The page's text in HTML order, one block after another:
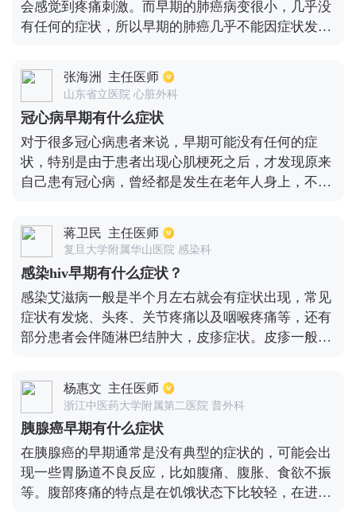
会感觉到疼痛刺激。而早期的肺癌病变很小，几乎没
有任何的症状，所以早期的肺癌几乎不能因症状发
到一定大小时，才会出现一些症状，最典型的症状就
是刺激性的咳嗽，尤其是像金属样的咳嗽。另外的症
状就是咳痰，反复的肺部感染后，胸片表现出反复
的、同一位置的肺部感染，经治疗好转以后又反复，
这个时候要高度怀疑肺癌。目前对于早期肺癌的发
现，最重要的就是CT筛查。
张海洲 主任医师
山东省立医院 心脏外科
冠心病早期有什么症状
对于很多冠心病患者来说，早期可能没有任何的症
状，特别是由于患者出现心肌梗死之后，才发现原来
自己患有冠心病，曾经都是发生在老年人身上，不过
现一些症状，常见的就是剧烈活动之后会出现胸闷，
这种心电图的检查就能看到有发生心脏缺血的现象。
另外还有些患者会发生心绞痛，特别是胸骨后的位
置，就个刀割一样的疼痛很厉害，还有可能会上传到
舌尖或者手指头的地方，这种情况下服用硝酸甘油能
够得到有效的改善。
蒋卫民 主任医师
复旦大学附属华山医院 感染科
感染hiv早期有什么症状？
感染艾滋病一般是半个月左右就会有症状出现，常见
症状有发烧、头疼、关节疼痛以及咽喉疼痛等，还有
部分患者会伴随淋巴结肿大，皮疹症状。皮疹一般是
退，比较常见于脸部和上胸部位，对于四肢和头皮也
是会出现的。皮疹的典型状态为5~10毫米的椭圆形红
斑，一般不觉得痒，有时还表现为荨麻疹、血管炎以
及脓包症状。上面所介绍的这些症状并无特异性，其
他的疾病也是会有这些症状出现的，所以还是需要通
过检测之后才能够判定是否感染艾滋病。
杨惠文 主任医师
浙江中医药大学附属第二医院 普外科
胰腺癌早期有什么症状
在胰腺癌的早期通常是没有典型的症状的，可能会出
现一些胃肠道不良反应，比如腹痛、腹胀、食欲不振
等。腹部疼痛的特点是在饥饿状态下比较轻，在进食